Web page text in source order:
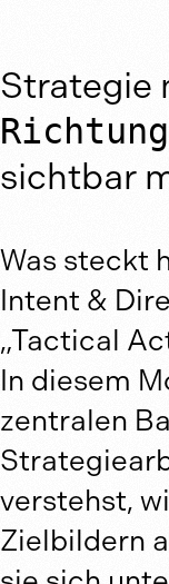
Strategie
sichtbar
Was steckt
Intent &
„Tactical
In diesem
zentralen
verstehst,
Zielbildern